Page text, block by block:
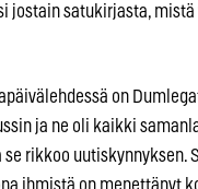
jostain satukirjasta, mistä
on
ja ne oli kaikki
rikkoo uutiskynnyksen.
ihmistä on menettänyt